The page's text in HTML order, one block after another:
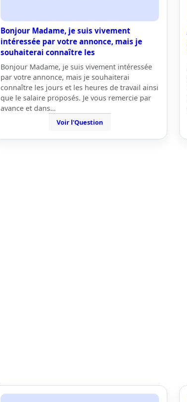
Bonjour Madame, je suis vivement
intéressée par votre annonce, mais je
souhaiterai connaître les
Bonjour Madame, je suis vivement intéressée
par votre annonce, mais je souhaiterai
connaître les jours et les heures de travail ainsi
que le salaire proposés. Je vous remercie par
avance et dans…
Voir l'Question